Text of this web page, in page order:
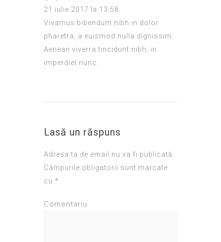
21 iulie 2017 la 13:58
Vivamus bibendum nibh in dolor
pharetra, a euismod nulla dignissim.
Aenean viverra tincidunt nibh, in
imperdiet nunc.
Lasă un răspuns
Adresa ta de email nu va fi publicată.
Câmpurile obligatorii sunt marcate
cu *
Comentariu